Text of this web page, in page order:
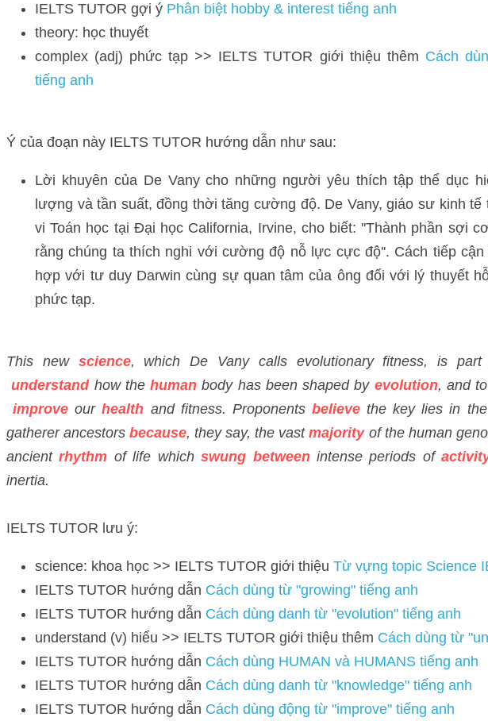
Lời khuyên của De Vany cho những người yêu thích tập thể dục hiện đại là cắt giảm
thời tăng cường độ. De Vany, giáo sư kinh tế tại Viện Khoa học Hành vi Toán học tại
biết: ''Thành phần sợi cơ của chúng ta cho thấy rằng chúng ta thích nghi với cường
This new science, which De Vany calls evolutionary fitness, is part of growing efforts to
has been shaped by evolution, and to use this knowledge to improve our health and
lies in the lifestyle of our hunter-gatherer ancestors because , they say, the vast majority
adapted to an ancient rhythm of life which swung between intense periods of activity and
IELTS TUTOR lưu ý:
IELTS TUTOR hướng dẫn Cách dùng từ "growing" tiếng anh
IELTS TUTOR hướng dẫn Cách dùng danh từ "evolution" tiếng anh
understand (v) hiểu >> IELTS TUTOR giới thiệu thêm Cách dùng từ
IELTS TUTOR hướng dẫn Cách dùng HUMAN và HUMANS tiếng anh
IELTS TUTOR hướng dẫn Cách dùng danh từ "knowledge" tiếng anh
IELTS TUTOR hướng dẫn
IELTS TUTOR hướng dẫn
IELTS TUTOR hướng dẫn
Cách dùng và PARAPHRASE "BECAUSE" TIẾNG ANH
IELTS TUTOR hướng dẫn
CÁCH DÙNG TỪ "Majority" TIẾNG ANH
IELTS TUTOR hướng dẫn Cách dùng danh từ "rhythm" tiếng anh
IELTS TUTOR hướng dẫn Cách dùng động từ "swing" tiếng anh
IELTS TUTOR hướng dẫn
Cách dùng từ "between" tiếng anh
IELTS TUTOR hướng dẫn Cách dùng danh từ "activity" tiếng anh